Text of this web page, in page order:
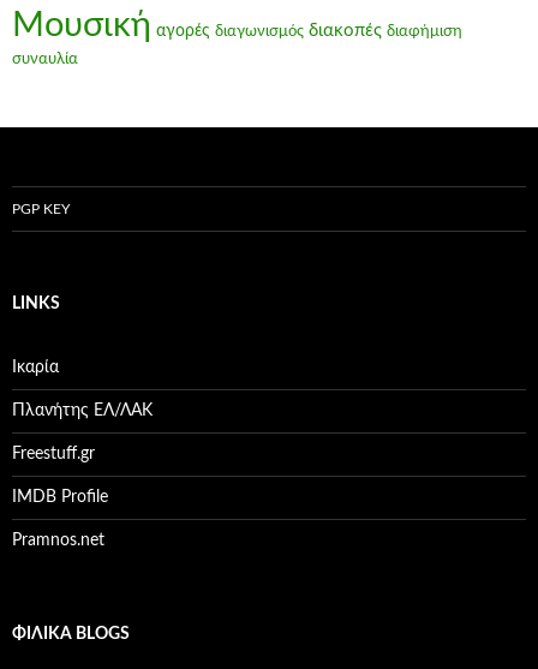
Μουσική αγορές διαγωνισμός διακοπές διαφήμιση
συναυλία
PGP KEY
LINKS
Ικαρία
Πλανήτης ΕΛ/ΛΑΚ
Freestuff.gr
IMDB Profile
Pramnos.net
ΦΙΛΙΚΆ BLOGS